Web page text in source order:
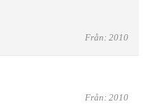
Från: 2010
Från: 2010